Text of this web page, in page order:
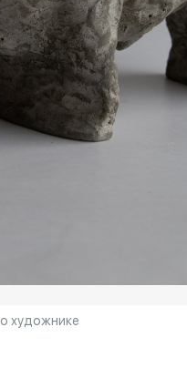
о художнике